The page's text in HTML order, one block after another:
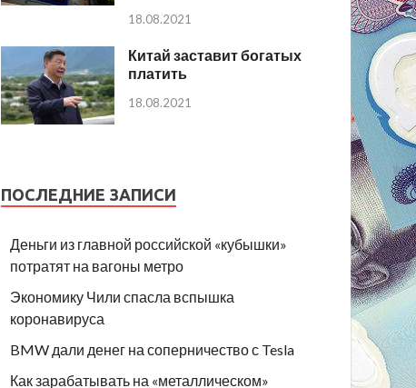
18.08.2021
Китай заставит богатых
платить
18.08.2021
ПОСЛЕДНИЕ ЗАПИСИ
Деньги из главной российской «кубышки»
потратят на вагоны метро
Экономику Чили спасла вспышка
коронавируса
BMW дали денег на соперничество с Tesla
Как зарабатывать на «металлическом»